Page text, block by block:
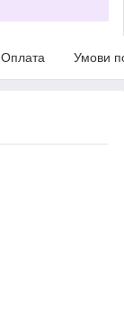
Оплата Умови